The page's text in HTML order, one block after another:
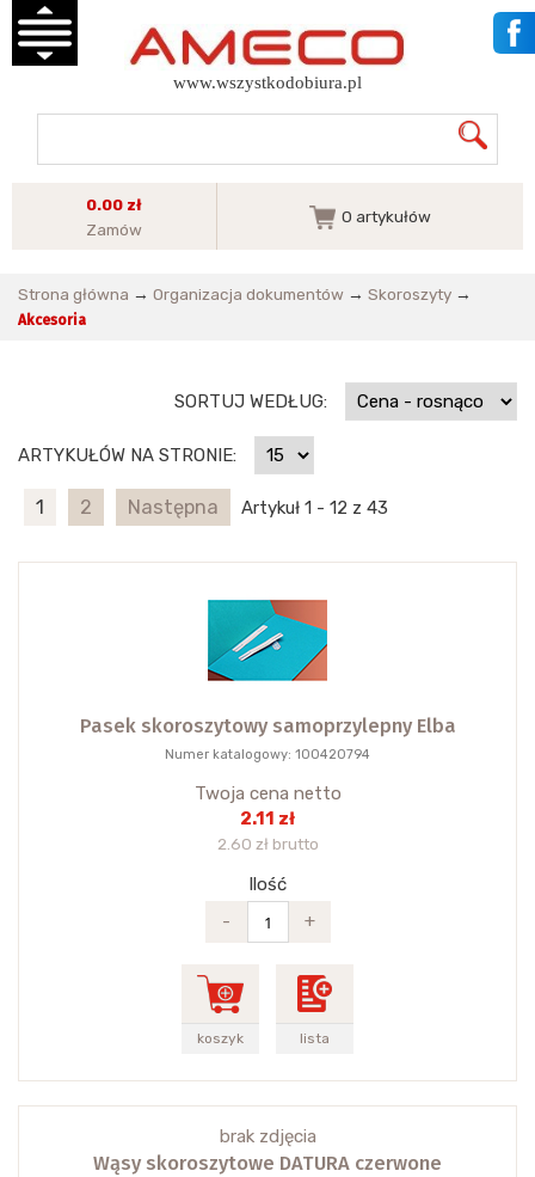
www.wszystkodobiura.pl
0.00 zł
Zamów
0 artykułów
Strona główna → Organizacja dokumentów → Skoroszyty →
Akcesoria
SORTUJ WEDŁUG:
ARTYKUŁÓW NA STRONIE:
1 2 Następna Artykuł 1 - 12 z 43
Pasek skoroszytowy samoprzylepny Elba
Numer katalogowy: 100420794
Twoja cena netto
2.11 zł
2.60 zł brutto
Ilość
-
+
koszyk lista
brak zdjęcia
Wąsy skoroszytowe DATURA czerwone